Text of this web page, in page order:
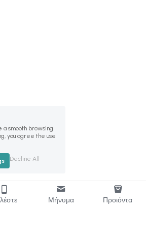
Μήνυμα Προιόντα
a smooth browsing
you agree the use
Decline All